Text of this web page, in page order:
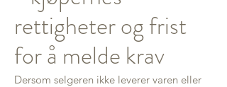
rettigheter og frist
for å melde krav
Dersom selgeren ikke leverer varen eller